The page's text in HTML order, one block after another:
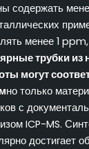
содержать
менее 1
трубки из
могут
но только
с
ICP-MS.
достигает